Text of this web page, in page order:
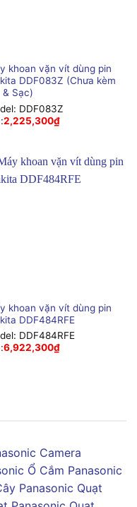
khoan vặn vít dùng pin
DDF083Z (Chưa kèm
& Sạc)
DDF083Z
2,225,300₫
khoan vặn vít dùng pin
DDF484RFE
DDF484RFE
6,922,300₫
Camera
Ổ Cắm Panasonic
Panasonic Quạt